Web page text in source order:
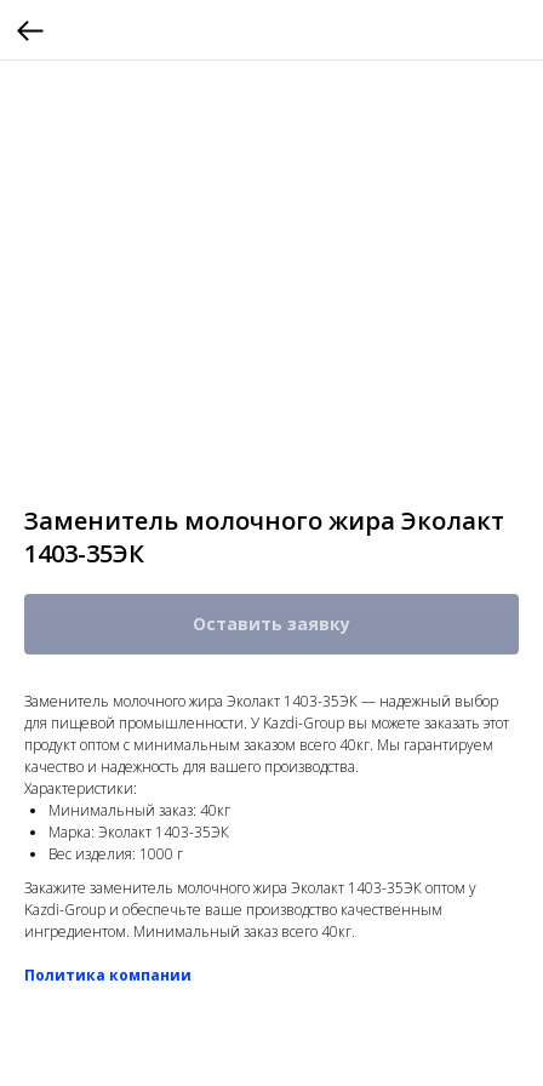
Заменитель молочного жира Эколакт
1403-35ЭК
Оставить заявку
Заменитель молочного жира Эколакт 1403-35ЭК — надежный выбор
для пищевой промышленности. У Kazdi-Group вы можете заказать этот
продукт оптом с минимальным заказом всего 40кг. Мы гарантируем
качество и надежность для вашего производства.
Характеристики:
Минимальный заказ: 40кг
Марка: Эколакт 1403-35ЭК
Вес изделия: 1000 г
Закажите заменитель молочного жира Эколакт 1403-35ЭК оптом у
Kazdi-Group и обеспечьте ваше производство качественным
ингредиентом. Минимальный заказ всего 40кг.
Политика компании